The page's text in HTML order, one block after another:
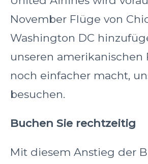
November Flüge von
Washington DC
unseren amerikanischen
noch einfacher macht,
besuchen.
Buchen Sie rechtzeitig
Mit diesem Anstieg der